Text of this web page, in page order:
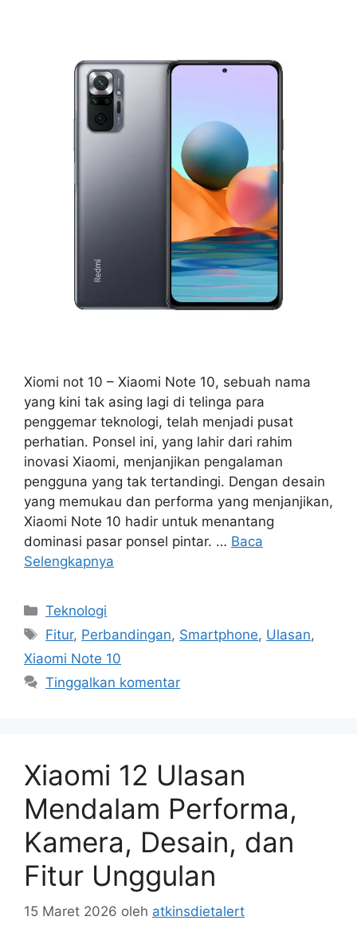
Xiomi not 10 – Xiaomi Note 10, sebuah nama
yang kini tak asing lagi di telinga para
penggemar teknologi, telah menjadi pusat
perhatian. Ponsel ini, yang lahir dari rahim
inovasi Xiaomi, menjanjikan pengalaman
pengguna yang tak tertandingi. Dengan desain
yang memukau dan performa yang menjanjikan,
Xiaomi Note 10 hadir untuk menantang
dominasi pasar ponsel pintar. … Baca
Selengkapnya
Kategori
Teknologi
Tag
Fitur, Perbandingan, Smartphone, Ulasan,
Xiaomi Note 10
Tinggalkan komentar
Xiaomi 12 Ulasan
Mendalam Performa,
Kamera, Desain, dan
Fitur Unggulan
15 Maret 2026 oleh atkinsdietalert